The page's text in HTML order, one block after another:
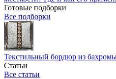
Готовые подборки
Все подборки
Текстильный бордюр из
Статьи
Все статьи